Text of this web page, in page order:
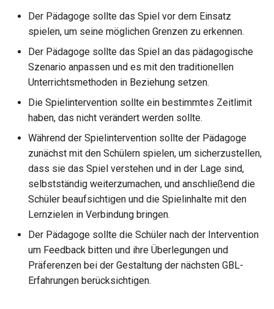
Der Pädagoge sollte das Spiel vor dem Einsatz
spielen, um seine möglichen Grenzen zu erkennen.
Der Pädagoge sollte das Spiel an das pädagogische
Szenario anpassen und es mit den traditionellen
Unterrichtsmethoden in Beziehung setzen.
Die Spielintervention sollte ein bestimmtes Zeitlimit
haben, das nicht verändert werden sollte.
Während der Spielintervention sollte der Pädagoge
zunächst mit den Schülern spielen, um sicherzustellen,
dass sie das Spiel verstehen und in der Lage sind,
selbstständig weiterzumachen, und anschließend die
Schüler beaufsichtigen und die Spielinhalte mit den
Lernzielen in Verbindung bringen.
Der Pädagoge sollte die Schüler nach der Intervention
um Feedback bitten und ihre Überlegungen und
Präferenzen bei der Gestaltung der nächsten GBL-
Erfahrungen berücksichtigen.